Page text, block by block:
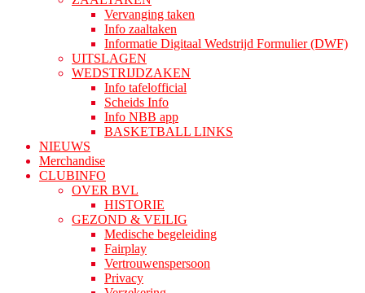
Vervanging taken
Info zaaltaken
Informatie Digitaal Wedstrijd Formulier (DWF)
UITSLAGEN
WEDSTRIJDZAKEN
Info tafelofficial
Scheids Info
Info NBB app
BASKETBALL LINKS
NIEUWS
Merchandise
CLUBINFO
OVER BVL
HISTORIE
GEZOND & VEILIG
Medische begeleiding
Fairplay
Vertrouwenspersoon
Privacy